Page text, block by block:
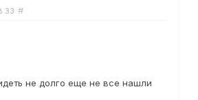
#
не долго еще не все нашли